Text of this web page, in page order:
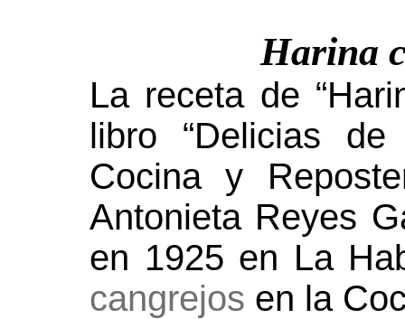
Harina
La receta de
libro “Delicias
Cocina y
Antonieta Reyes
en 1925 en La
cangrejos en la